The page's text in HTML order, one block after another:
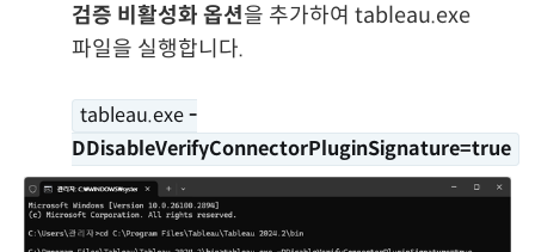
검증 비활성화 옵션을 추가하여 tableau.exe
파일을 실행합니다.
tableau.exe-
DDisableVerifyConnectorPluginSignature=true